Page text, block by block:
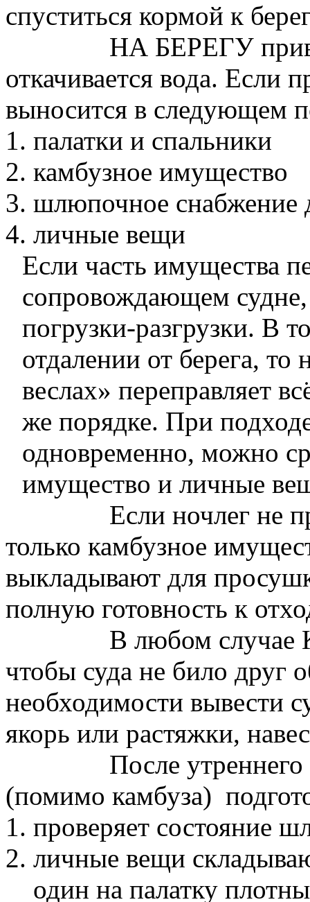
спуститься кормой к
НА БЕРЕГУ
откачивается вода. Если
выносится в следующем
палатки и спальники
камбузное имущество
шлюпочное снабжение
личные вещи
Если часть имущества
сопровождающем
погрузки-разгрузки. В
отдалении от берега, то
веслах» переправляет
же порядке. При
одновременно, можно
имущество и личные
Если ночлег не
только камбузное
выкладывают для
полную готовность к
В любом случае
чтобы суда не било друг
необходимости вывести
якорь или растяжки,
После
(помимо камбуза)
проверяет состояние
личные вещи
один на палатку